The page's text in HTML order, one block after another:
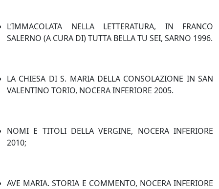
L’IMMACOLATA NELLA LETTERATURA, IN FRANCO
SALERNO (A CURA DI) TUTTA BELLA TU SEI, SARNO 1996.
LA CHIESA DI S. MARIA DELLA CONSOLAZIONE IN SAN
VALENTINO TORIO, NOCERA INFERIORE 2005.
NOMI E TITOLI DELLA VERGINE, NOCERA INFERIORE
2010;
AVE MARIA. STORIA E COMMENTO, NOCERA INFERIORE